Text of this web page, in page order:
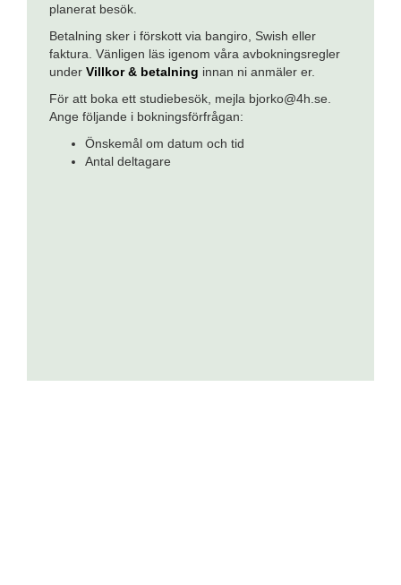
planerat besök.
Betalning sker i förskott via bangiro, Swish eller
faktura. Vänligen läs igenom våra avbokningsregler
under Villkor & betalning innan ni anmäler er.
För att boka ett studiebesök, mejla bjorko@4h.se.
Ange följande i bokningsförfrågan:
Önskemål om datum och tid
Antal deltagare